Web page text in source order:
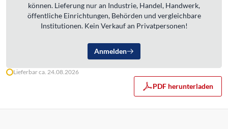
können. Lieferung nur an Industrie, Handel, Handwerk,
öffentliche Einrichtungen, Behörden und vergleichbare
Institutionen. Kein Verkauf an Privatpersonen!
Anmelden
Lieferbar ca. 24.08.2026
PDF herunterladen